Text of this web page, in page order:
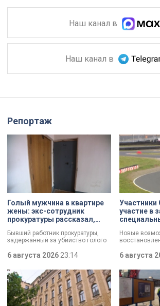
Наш канал в
Наш канал в
Репортаж
Голый мужчина в квартире
жены: экс-сотрудник
прокуратуры рассказал,
Бывший работник прокуратуры,
задержанный за убийство голого
которые толкнули его на страшное
преступление. Два года назад он
вынес мертвеца из дома на улице
Луначарского, выдавая
бездыханного мужчину за
изрядно перебравшего приятеля.
6 августа 2026 23:14
Участники
участие в
Новые
фонда «СВОй
встретились
которые
дня стали
адаптивных
6 августа